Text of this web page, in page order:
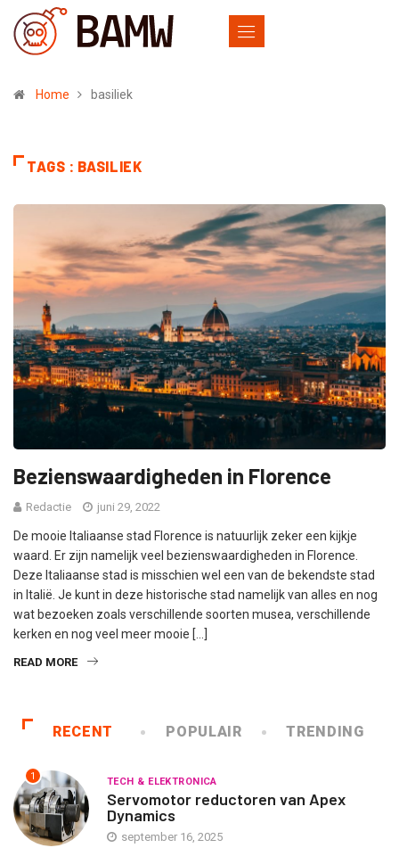
Home basiliek
TAGS : BASILIEK
Bezienswaardigheden in Florence
Redactie juni 29, 2022
De mooie Italiaanse stad Florence is natuurlijk zeker een kijkje
waard. Er zijn namelijk veel bezienswaardigheden in Florence.
Deze Italiaanse stad is misschien wel een van de bekendste stad
in Italië. Je kunt in deze historische stad namelijk van alles en nog
wat bezoeken zoals verschillende soorten musea, verschillende
kerken en nog veel meer mooie […]
READ MORE
RECENT POPULAIR TRENDING
1 TECH & ELEKTRONICA
Servomotor reductoren van Apex
Dynamics
september 16, 2025